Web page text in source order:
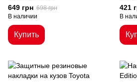
649 грн 698 грн
В наличии
Купить
421
В